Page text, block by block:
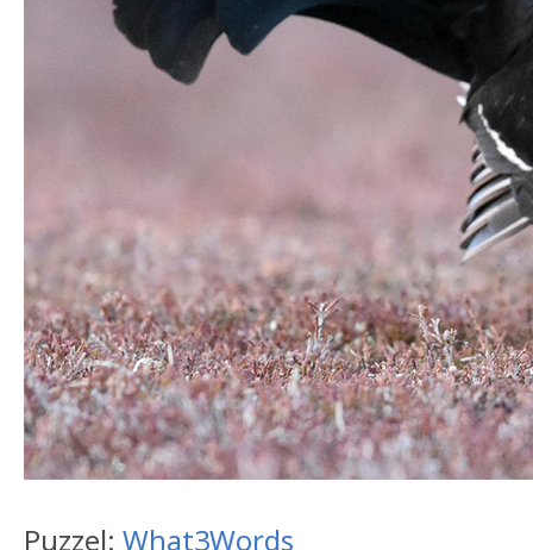
Puzzel: What3Words